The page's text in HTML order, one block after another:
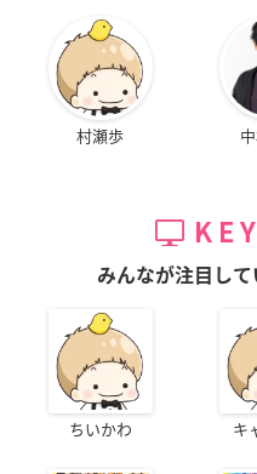
村瀬歩
みんなが注目し
ちいかわ キ